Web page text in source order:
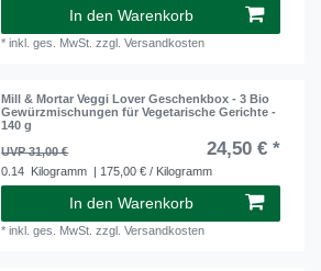
In den Warenkorb
*inkl. ges. MwSt. zzgl.Versandkosten
Mill & Mortar Veggi Lover Geschenkbox - 3 Bio
Gewürzmischungen für Vegetarische Gerichte -
140 g
UVP 31,00 €
24,50 € *
0.14 Kilogramm | 175,00 € / Kilogramm
In den Warenkorb
*inkl. ges. MwSt. zzgl.Versandkosten